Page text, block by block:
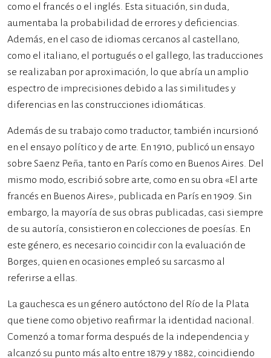
como el francés o el inglés. Esta situación, sin duda,
aumentaba la probabilidad de errores y deficiencias.
Además, en el caso de idiomas cercanos al castellano,
como el italiano, el portugués o el gallego, las traducciones
se realizaban por aproximación, lo que abría un amplio
espectro de imprecisiones debido a las similitudes y
diferencias en las construcciones idiomáticas.
Además de su trabajo como traductor, también incursionó
en el ensayo político y de arte. En 1910, publicó un ensayo
sobre Saenz Peña, tanto en París como en Buenos Aires. Del
mismo modo, escribió sobre arte, como en su obra «El arte
francés en Buenos Aires», publicada en París en 1909. Sin
embargo, la mayoría de sus obras publicadas, casi siempre
de su autoría, consistieron en colecciones de poesías. En
este género, es necesario coincidir con la evaluación de
Borges, quien en ocasiones empleó su sarcasmo al
referirse a ellas.
La gauchesca es un género autóctono del Río de la Plata
que tiene como objetivo reafirmar la identidad nacional.
Comenzó a tomar forma después de la independencia y
alcanzó su punto más alto entre 1879 y 1882, coincidiendo